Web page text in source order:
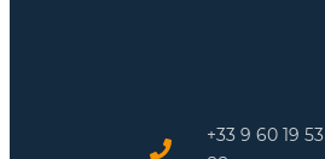
+33 9 60 19 53